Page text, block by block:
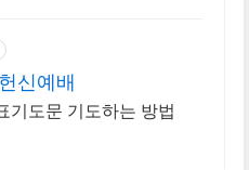
신예배
기도문 기도하는 방법